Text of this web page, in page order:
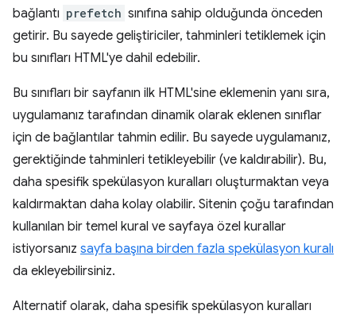
bağlantı prefetch sınıfına sahip olduğunda önceden
getirir. Bu sayede geliştiriciler, tahminleri tetiklemek için
bu sınıfları HTML'ye dahil edebilir.
Bu sınıfları bir sayfanın ilk HTML'sine eklemenin yanı sıra,
uygulamanız tarafından dinamik olarak eklenen sınıflar
için de bağlantılar tahmin edilir. Bu sayede uygulamanız,
gerektiğinde tahminleri tetikleyebilir (ve kaldırabilir). Bu,
daha spesifik spekülasyon kuralları oluşturmaktan veya
kaldırmaktan daha kolay olabilir. Sitenin çoğu tarafından
kullanılan bir temel kural ve sayfaya özel kurallar
istiyorsanız sayfa başına birden fazla spekülasyon kuralı
da ekleyebilirsiniz.
Alternatif olarak, daha spesifik spekülasyon kuralları